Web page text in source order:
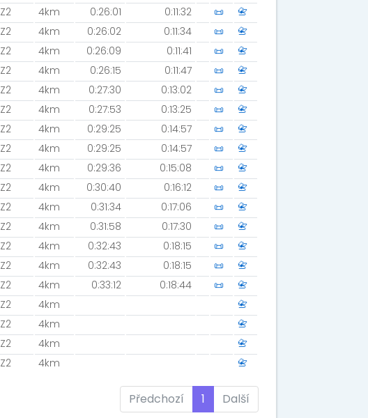
Z2 4km 0:26:01 0:11:32 📜
📇
Z2 4km 0:26:02 0:11:34 📜
📇
Z2 4km 0:26:09 0:11:41 📜
📇
Z2 4km 0:26:15 0:11:47 📜
📇
Z2 4km 0:27:30 0:13:02 📜
📇
Z2 4km 0:27:53 0:13:25 📜
📇
Z2 4km 0:29:25 0:14:57 📜
📇
Z2 4km 0:29:25 0:14:57 📜
📇
Z2 4km 0:29:36 0:15:08 📜
📇
Z2 4km 0:30:40 0:16:12 📜
📇
Z2 4km 0:31:34 0:17:06 📜
📇
Z2 4km 0:31:58 0:17:30 📜
📇
Z2 4km 0:32:43 0:18:15 📜
📇
Z2 4km 0:32:43 0:18:15 📜
📇
Z2 4km 0:33:12 0:18:44 📜
📇
Z2 4km
📇
Z2 4km
📇
Z2 4km
📇
Z2 4km 📇
Předchozí 1 Další